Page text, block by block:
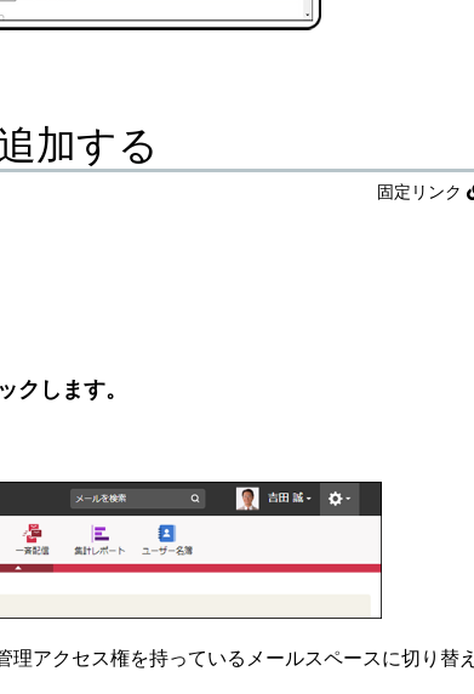
加する
固定リンク
クします。
アクセス権を持っているメールスペースに切り替え